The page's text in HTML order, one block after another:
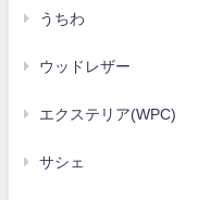
うちわ
ウッドレザー
エクステリア(WPC)
サシェ